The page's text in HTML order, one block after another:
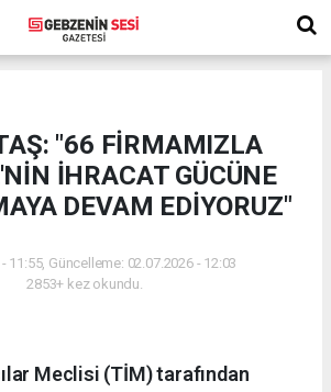
"66 FİRMAMIZLA
İHRACAT GÜCÜNE
DEVAM EDİYORUZ"
11:55, Güncelleme: 02.07.2026 - 12:03
2853+ kez okundu.
Meclisi (TİM) tarafından